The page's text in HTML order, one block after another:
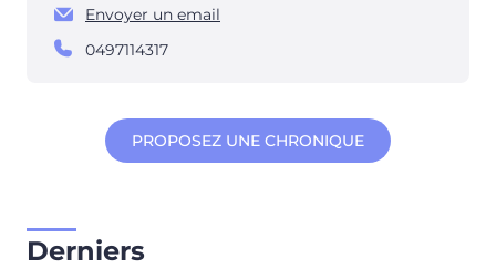
Envoyer un email
0497114317
PROPOSEZ UNE CHRONIQUE
Derniers